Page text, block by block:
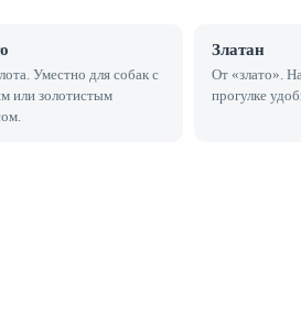
Уместно для собак с
или золотистым
Златан
От «злато».
прогулке